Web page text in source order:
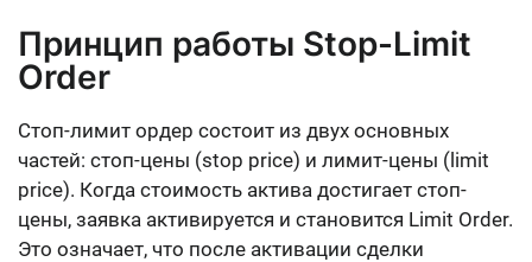
Принцип работы Stop-Limit
Order
Стоп-лимит ордер состоит из двух основных
частей: стоп-цены (stop price) и лимит-цены (limit
price). Когда стоимость актива достигает стоп-
цены, заявка активируется и становится Limit Order.
Это означает, что после активации сделки